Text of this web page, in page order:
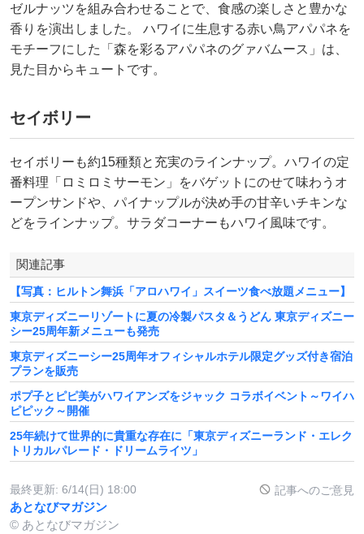
ゼルナッツを組み合わせることで、食感の楽しさと豊かな
香りを演出しました。 ハワイに生息する赤い鳥アパパネを
モチーフにした「森を彩るアパパネのグァバムース」は、
見た目からキュートです。
セイボリー
セイボリーも約15種類と充実のラインナップ。ハワイの定
番料理「ロミロミサーモン」をバゲットにのせて味わうオ
ープンサンドや、パイナップルが決め手の甘辛いチキンな
どをラインナップ。サラダコーナーもハワイ風味です。
関連記事
【写真：ヒルトン舞浜「アロハワイ」スイーツ食べ放題メニュー】
東京ディズニーリゾートに夏の冷製パスタ＆うどん 東京ディズニー
シー25周年新メニューも発売
東京ディズニーシー25周年オフィシャルホテル限定グッズ付き宿泊
プランを販売
ポプ子とピピ美がハワイアンズをジャック コラボイベント～ワイハ
ピピック～開催
25年続けて世界的に貴重な存在に「東京ディズニーランド・エレク
トリカルパレード・ドリームライツ」
最終更新: 6/14(日) 18:00 記事へのご意見
あとなびマガジン
© あとなびマガジン